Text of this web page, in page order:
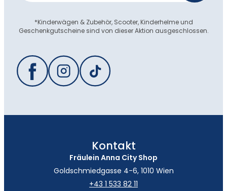
*Kinderwägen & Zubehör, Scooter, Kinderhelme und
Geschenkgutscheine sind von dieser Aktion ausgeschlossen.
Kontakt
Fräulein Anna City Shop
Goldschmiedgasse 4-6, 1010 Wien
+43 1 533 82 11